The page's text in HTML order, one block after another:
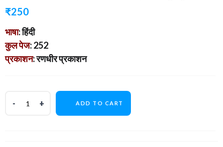
₹250
भाषा: हिंदी
कुल पेज: 252
प्रकाशन: रणधीर प्रकाशन
ADD TO CART